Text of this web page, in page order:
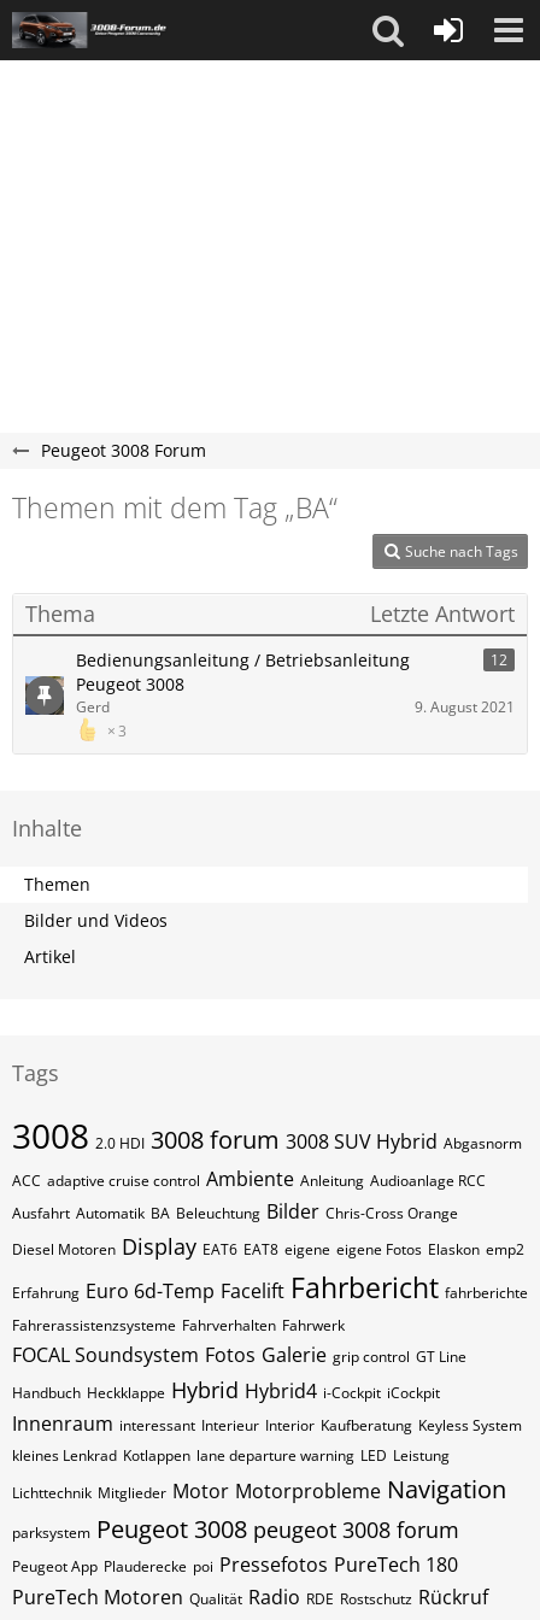
Peugeot 3008 Forum
Themen mit dem Tag „BA“
Suche nach Tags
Thema Letzte Antwort
Bedienungsanleitung / Betriebsanleitung
Peugeot 3008
12
3
Gerd 9. August 2021
Inhalte
Themen
Bilder und Videos
Artikel
Tags
3008 2.0 HDI 3008 forum 3008 SUV Hybrid Abgasnorm
ACC adaptive cruise control Ambiente Anleitung Audioanlage RCC
Ausfahrt Automatik BA Beleuchtung Bilder Chris-Cross Orange
Diesel Motoren Display EAT6 EAT8 eigene eigene Fotos Elaskon emp2
Erfahrung Euro 6d-Temp Facelift Fahrbericht fahrberichte
Fahrerassistenzsysteme Fahrverhalten Fahrwerk
FOCAL Soundsystem Fotos Galerie grip control GT Line
Handbuch Heckklappe Hybrid Hybrid4 i-Cockpit iCockpit
Innenraum interessant Interieur Interior Kaufberatung Keyless System
kleines Lenkrad Kotlappen lane departure warning LED Leistung
Lichttechnik Mitglieder Motor Motorprobleme Navigation
parksystem Peugeot 3008 peugeot 3008 forum
Peugeot App Plauderecke poi Pressefotos PureTech 180
PureTech Motoren Qualität Radio RDE Rostschutz Rückruf